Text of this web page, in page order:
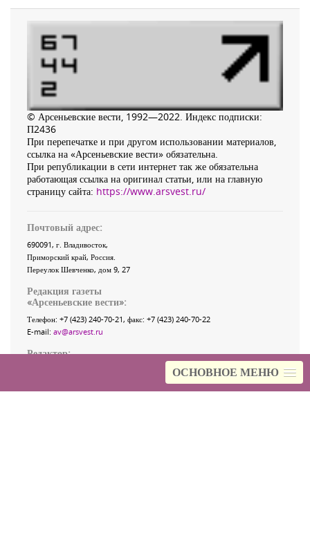
ОСНОВНОЕ МЕНЮ
© Арсеньевские вести, 1992—2022. Индекс подписки:
П2436
При перепечатке и при другом использовании материалов,
ссылка на «Арсеньевские вести» обязательна.
При републикации в сети интернет так же обязательна
работающая ссылка на оригинал статьи, или на главную
страницу сайта: https://www.arsvest.ru/
Почтовый адрес:
690091, г. Владивосток,
Приморский край, Россия
Переулок Шевченко, дом 9, 27
Редакция газеты
«Арсеньевские вести»:
Телефон: +7 (423) 240-70-21, факс: +7 (423) 240-70-22
E-mail: av@arsvest.ru
Редактор: